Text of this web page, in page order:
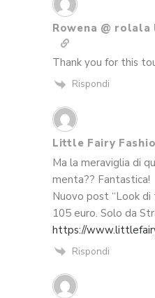
Rowena @ rolala
Thank you for this
Rispondi
Little Fairy
Ma la meraviglia di
menta?? Fantastica!
Nuovo post “Look
105 euro. Solo da
https://
Rispondi